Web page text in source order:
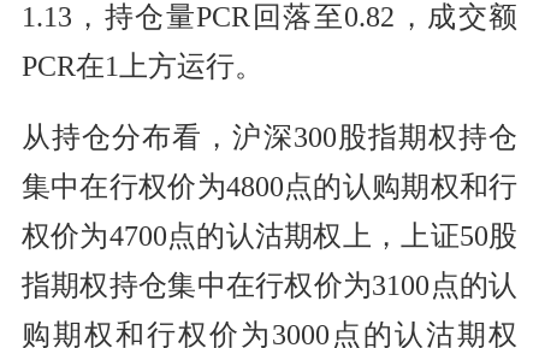
1.13，持仓量PCR回落至0.82，成交额
PCR在1上方运行。
从持仓分布看，沪深300股指期权持仓
集中在行权价为4800点的认购期权和行
权价为4700点的认沽期权上，上证50股
指期权持仓集中在行权价为3100点的认
购期权和行权价为3000点的认沽期权